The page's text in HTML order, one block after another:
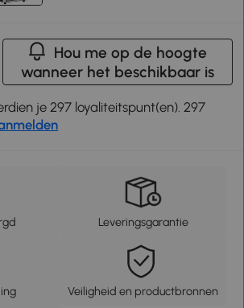
Hou me op de hoogte
wanneer het beschikbaar is
je 297 loyaliteitspunt(en). 297
Leveringsgarantie
Veiligheid en productbronnen